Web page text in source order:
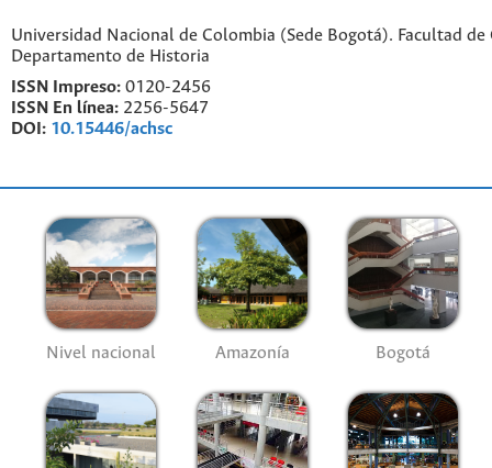
Universidad Nacional de Colombia (Sede Bogotá). Facultad de
Departamento de Historia
ISSN Impreso: 0120-2456
ISSN En línea: 2256-5647
DOI: 10.15446/achsc
Nivel nacional Amazonía Bogotá